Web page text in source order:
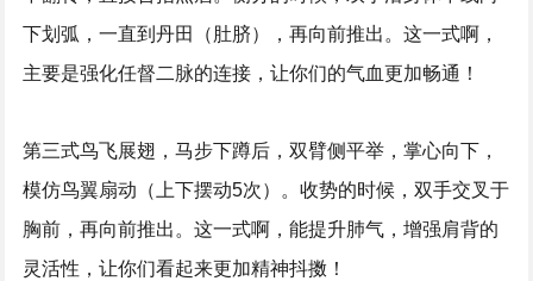
下划弧，一直到丹田（肚脐），再向前推出。这一式啊，
主要是强化任督二脉的连接，让你们的气血更加畅通！
第三式鸟飞展翅，马步下蹲后，双臂侧平举，掌心向下，
模仿鸟翼扇动（上下摆动5次）。收势的时候，双手交叉于
胸前，再向前推出。这一式啊，能提升肺气，增强肩背的
灵活性，让你们看起来更加精神抖擞！